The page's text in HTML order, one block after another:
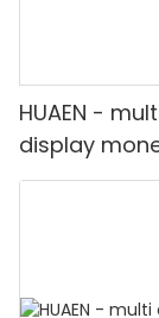
HUAEN -
display
bill counter